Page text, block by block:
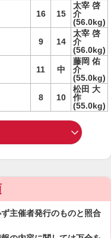
16 15
太宰 啓
介
(56.0kg)
9 14
太宰 啓
介
(56.0kg)
11 中
藤岡 佑
介
(55.0kg)
8 10
松田 大
作
(55.0kg)
主催者発行のものと照合